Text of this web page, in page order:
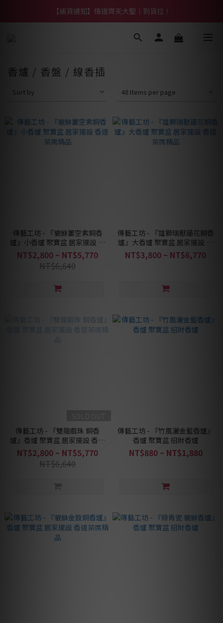
【熱門】馬上有系列！四種寶物幫你財運「轉」進來
【補貨通知】悟道齊天大聖｜到貨拉！
【熱門】馬上有系列！四種寶物幫你財運「轉」進來
香爐 / 香盤 / 線香插
Sort by 48 Items per page
傳藝工坊 - 『貔貅簍空紫銅香
爐』小香爐 聚寶盆 居家擺設 香
道茶席精品
NT$2,800 ~ NT$5,770
NT$6,640
傳藝工坊 - 『雄獅瑞獸蓮花銅香
爐』大香爐 聚寶盆 居家擺設 香
道茶席精品
NT$3,800 ~ NT$6,770
傳藝工坊 - 『雙龍戲珠 銅香
爐』香爐 聚寶盆 居家擺設 香道
茶席精品
NT$2,800 ~ NT$5,770
NT$6,640
傳藝工坊 - 『竹風灑金藍香爐』
香爐 聚寶盆 招財香爐
NT$880 ~ NT$1,880